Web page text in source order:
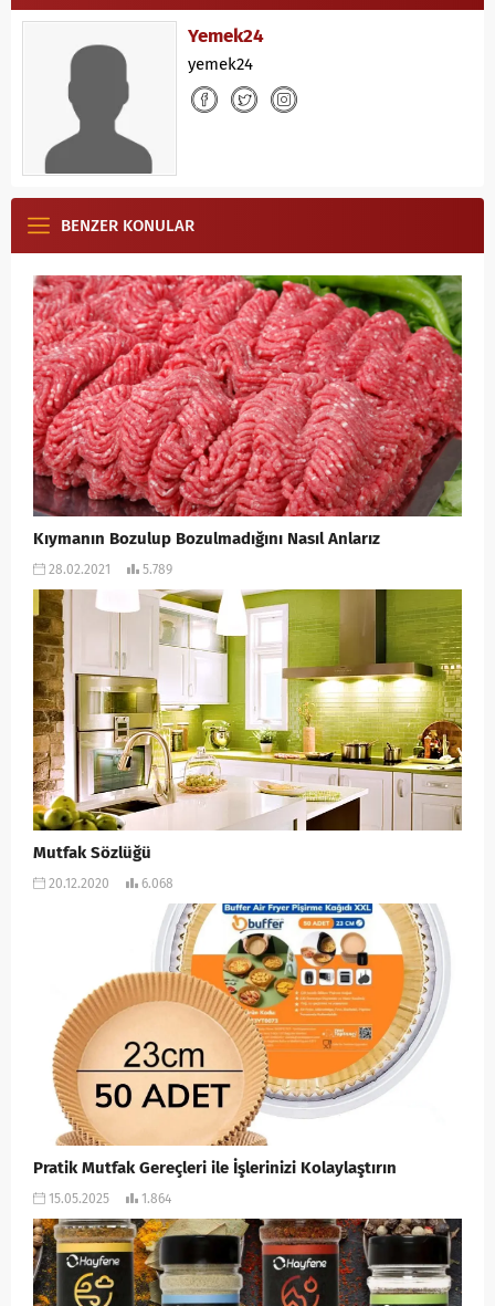
Yemek24
yemek24
BENZER KONULAR
Kıymanın Bozulup Bozulmadığını Nasıl Anlarız
28.02.2021 5.789
Mutfak Sözlüğü
20.12.2020 6.068
Pratik Mutfak Gereçleri ile İşlerinizi Kolaylaştırın
15.05.2025 1.864